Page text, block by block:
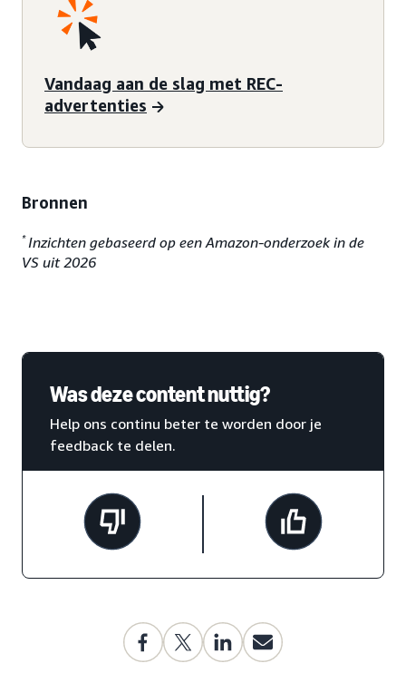
Vandaag aan de slag met REC-
advertenties
Bronnen
*Inzichten gebaseerd op een Amazon-onderzoek in de
VS uit 2026
Was deze content nuttig?
Help ons continu beter te worden door je
feedback te delen.